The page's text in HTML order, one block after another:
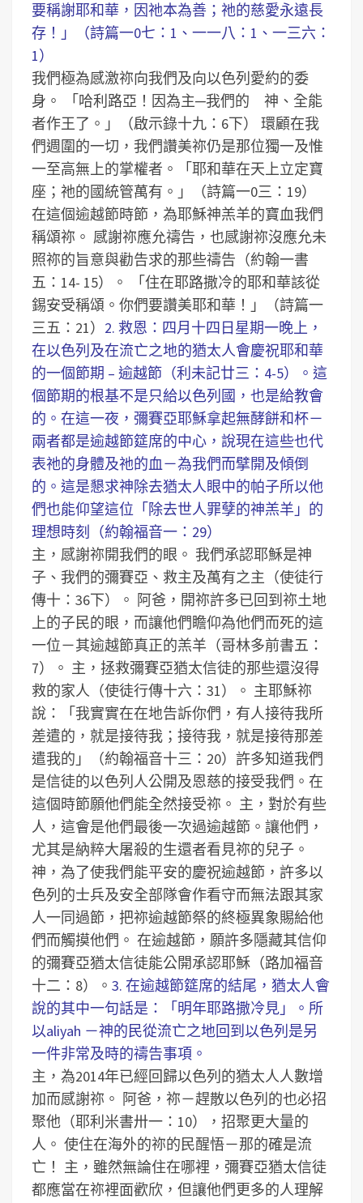
要稱謝耶和華，因祂本為善；祂的慈愛永遠長
存！」（詩篇一0七：1、一一八：1、一三六：
1）
我們極為感激祢向我們及向以色列愛約的委
身。
「哈利路亞！因為主─我們的 神、全能
者作王了。」（啟示錄十九：6下）
環顧在我
們週圍的一切，我們讚美祢仍是那位獨一及惟
一至高無上的掌權者。「耶和華在天上立定寶
座；祂的國統管萬有。」（詩篇一0三：19）
在這個逾越節時節，為耶穌神羔羊的寶血我們
稱頌祢。 感謝祢應允禱告，也感謝祢沒應允未
照祢的旨意與勸告求的那些禱告（約翰一書
五：14- 15）。
「住在耶路撒冷的耶和華該從
錫安受稱頌。你們要讚美耶和華！」（詩篇一
三五：21） 2. 救恩：四月十四日星期一晚上，
在以色列及在流亡之地的猶太人會慶祝耶和華
的一個節期 – 逾越節（利未記廿三：4-5）。這
個節期的根基不是只給以色列國，也是給教會
的。在這一夜，彌賽亞耶穌拿起無酵餅和杯－
兩者都是逾越節筵席的中心，說現在這些也代
表祂的身體及祂的血－為我們而擘開及傾倒
的。這是懇求神除去猶太人眼中的帕子所以他
們也能仰望這位「除去世人罪孽的神羔羊」的
理想時刻（約翰福音一：29）
主，感謝祢開我們的眼。 我們承認耶穌是神
子、我們的彌賽亞、救主及萬有之主（使徒行
傳十：36下）。 阿爸，開祢許多已回到祢土地
上的子民的眼，而讓他們瞻仰為他們而死的這
一位－其逾越節真正的羔羊（哥林多前書五：
7）。 主，拯救彌賽亞猶太信徒的那些還沒得
救的家人（使徒行傳十六：31）。 主耶穌祢
說：「我實實在在地告訴你們，有人接待我所
差遣的，就是接待我；接待我，就是接待那差
遣我的」（約翰福音十三：20）許多知道我們
是信徒的以色列人公開及恩慈的接受我們。在
這個時節願他們能全然接受祢。 主，對於有些
人，這會是他們最後一次過逾越節。讓他們，
尤其是納粹大屠殺的生還者看見祢的兒子。
神，為了使我們能平安的慶祝逾越節，許多以
色列的士兵及安全部隊會作看守而無法跟其家
人一同過節，把祢逾越節祭的終極異象賜給他
們而觸摸他們。 在逾越節，願許多隱藏其信仰
的彌賽亞猶太信徒能公開承認耶穌（路加福音
十二：8）。 3. 在逾越節筵席的結尾，猶太人會
說的其中一句話是：「明年耶路撒冷見」。所
以aliyah －神的民從流亡之地回到以色列是另
一件非常及時的禱告事項。
主，為2014年已經回歸以色列的猶太人人數增
加而感謝祢。 阿爸，祢－趕散以色列的也必招
聚他（耶利米書卅一：10），招聚更大量的
人。 使住在海外的祢的民醒悟－那的確是流
亡！ 主，雖然無論住在哪裡，彌賽亞猶太信徒
都應當在祢裡面歡欣，但讓他們更多的人理解